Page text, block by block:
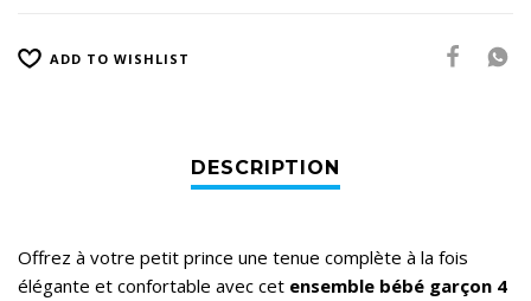
ADD TO WISHLIST
Offrez à votre petit prince une tenue complète à la fois
élégante et confortable avec cet ensemble bébé garçon 4